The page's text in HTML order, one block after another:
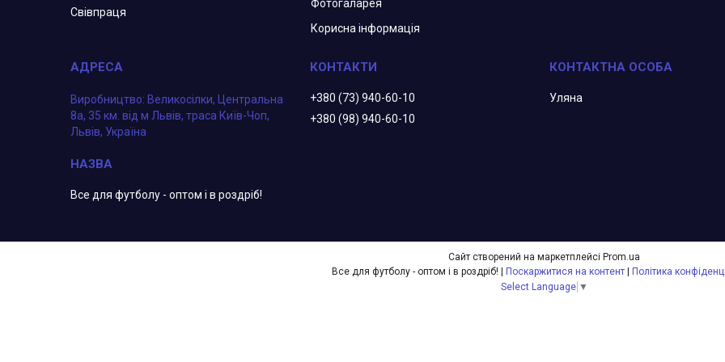
Свівпраця
Фотогаларея
Корисна інформація
Виробництво: Великосілки, Центральна
8а, 35 км. від м Львів, траса Київ-Чоп,
Львів, Україна
Все для футболу - оптом і в роздріб!
+380 (73) 940-60-10
+380 (98) 940-60-10
Уляна
Сайт створений на маркетплейсі Prom.ua
Поскаржитися на контент
Політика
Select Language ▼